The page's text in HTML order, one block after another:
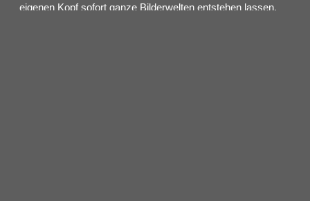
eigenen Kopf sofort ganze Bilderwelten entstehen lassen.